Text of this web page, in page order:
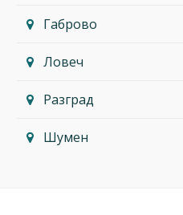
Габрово
Ловеч
Разград
Шумен